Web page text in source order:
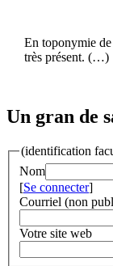
En toponymie
très présent. (…)
Un gran de
(identification
Nom
[Se connecter]
Courriel (non
Votre site web